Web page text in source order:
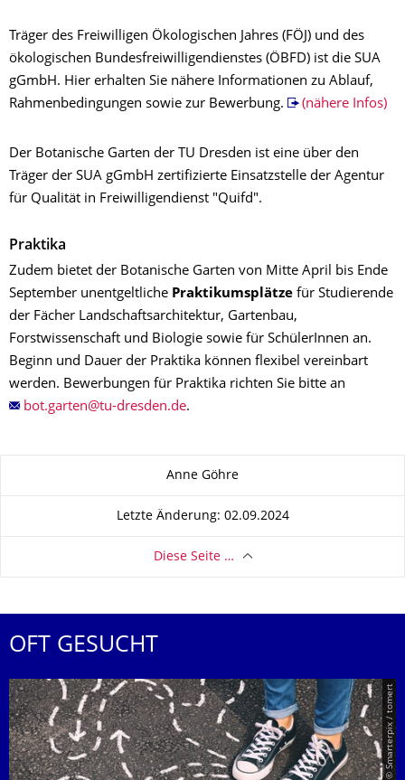
Träger des Freiwilligen Ökologischen Jahres (FÖJ) und des
ökologischen Bundesfreiwilligendienstes (ÖBFD) ist die SUA
gGmbH. Hier erhalten Sie nähere Informationen zu Ablauf,
Rahmenbedingungen sowie zur Bewerbung.
(nähere Infos)
Der Botanische Garten der TU Dresden ist eine über den
Träger der SUA gGmbH zertifizierte Einsatzstelle der Agentur
für Qualität in Freiwilligendienst "Quifd".
Praktika
Zudem bietet der Botanische Garten von Mitte April bis Ende
September unentgeltliche Praktikumsplätze für Studierende
der Fächer Landschaftsarchitektur, Gartenbau,
Forstwissenschaft und Biologie sowie für SchülerInnen an.
Beginn und Dauer der Praktika können flexibel vereinbart
werden. Bewerbungen für Praktika richten Sie bitte an
.
Anne Göhre
Letzte Änderung: 02.09.2024
Diese Seite …
OFT GESUCHT
© Smarterpix / tomert